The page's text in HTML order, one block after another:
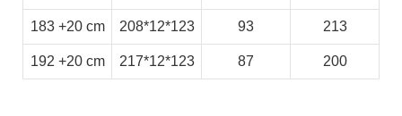
183 +20 cm 208*12*123 93 213
192 +20 cm 217*12*123 87 200